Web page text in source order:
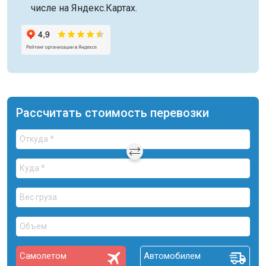
числе на Яндекс.Картах.
Рассчитать стоимость перевозки
Самолетом Автомобилем